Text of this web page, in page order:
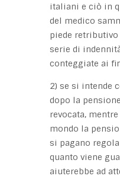
italiani e ciò in
del medico
piede
serie di
conteggiate ai
2) se si intende
dopo la
revocata,
mondo la
si pagano
quanto viene
aiuterebbe ad